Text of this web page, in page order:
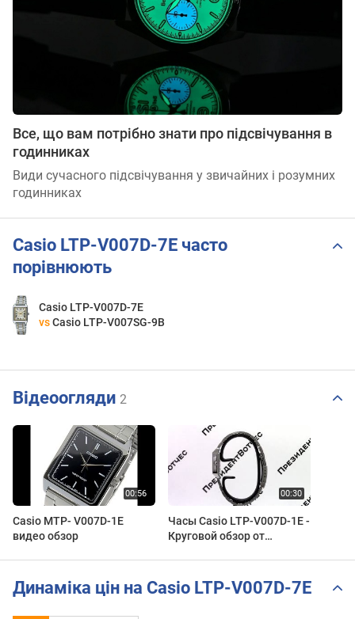
Все, що вам потрібно знати про підсвічування в
годинниках
Види сучасного підсвічування у звичайних і розумних
годинниках
Casio LTP-V007D-7E часто
порівнюють
Casio LTP-V007D-7E
vs Casio LTP-V007SG-9B
Відеоогляди 2
Casio MTP- V007D-1E
видео обзор
Часы Casio LTP-V007D-1E -
Круговой обзор от
Динаміка цін на Casio LTP-V007D-7E